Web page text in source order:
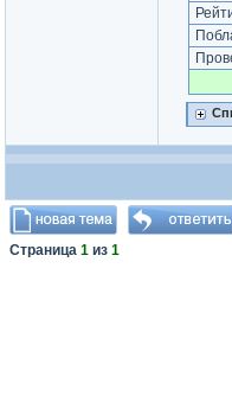
Страница 1 из 1